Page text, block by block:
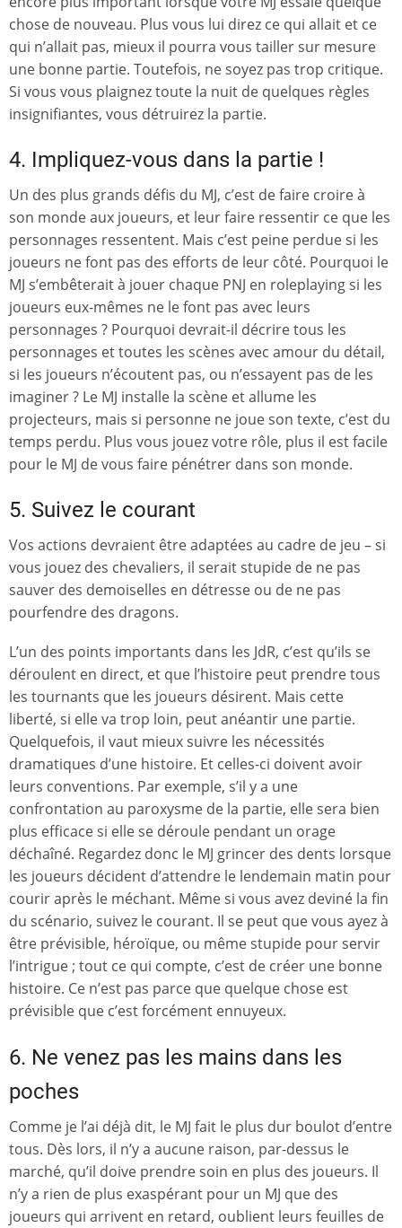
chose de nouveau. Plus vous lui direz ce qui allait et ce
qui n’allait pas, mieux il pourra vous tailler sur mesure
une bonne partie. Toutefois, ne soyez pas trop critique.
Si vous vous plaignez toute la nuit de quelques règles
insignifiantes, vous détruirez la partie.
4. Impliquez-vous dans la partie !
Un des plus grands défis du MJ, c’est de faire croire à
son monde aux joueurs, et leur faire ressentir ce que les
personnages ressentent. Mais c’est peine perdue si les
joueurs ne font pas des efforts de leur côté. Pourquoi le
MJ s’embêterait à jouer chaque PNJ en roleplaying si les
joueurs eux-mêmes ne le font pas avec leurs
personnages ? Pourquoi devrait-il décrire tous les
personnages et toutes les scènes avec amour du détail,
si les joueurs n’écoutent pas, ou n’essayent pas de les
imaginer ? Le MJ installe la scène et allume les
projecteurs, mais si personne ne joue son texte, c’est du
temps perdu. Plus vous jouez votre rôle, plus il est facile
pour le MJ de vous faire pénétrer dans son monde.
5. Suivez le courant
Vos actions devraient être adaptées au cadre de jeu – si
vous jouez des chevaliers, il serait stupide de ne pas
sauver des demoiselles en détresse ou de ne pas
pourfendre des dragons.
L’un des points importants dans les JdR, c’est qu’ils se
déroulent en direct, et que l’histoire peut prendre tous
les tournants que les joueurs désirent. Mais cette
liberté, si elle va trop loin, peut anéantir une partie.
Quelquefois, il vaut mieux suivre les nécessités
dramatiques d’une histoire. Et celles-ci doivent avoir
leurs conventions. Par exemple, s’il y a une
confrontation au paroxysme de la partie, elle sera bien
plus efficace si elle se déroule pendant un orage
déchaîné. Regardez donc le MJ grincer des dents lorsque
les joueurs décident d’attendre le lendemain matin pour
courir après le méchant. Même si vous avez deviné la fin
du scénario, suivez le courant. Il se peut que vous ayez à
être prévisible, héroïque, ou même stupide pour servir
l’intrigue ; tout ce qui compte, c’est de créer une bonne
histoire. Ce n’est pas parce que quelque chose est
prévisible que c’est forcément ennuyeux.
6. Ne venez pas les mains dans les
poches
Comme je l’ai déjà dit, le MJ fait le plus dur boulot d’entre
tous. Dès lors, il n’y a aucune raison, par-dessus le
marché, qu’il doive prendre soin en plus des joueurs. Il
n’y a rien de plus exaspérant pour un MJ que des
joueurs qui arrivent en retard, oublient leurs feuilles de